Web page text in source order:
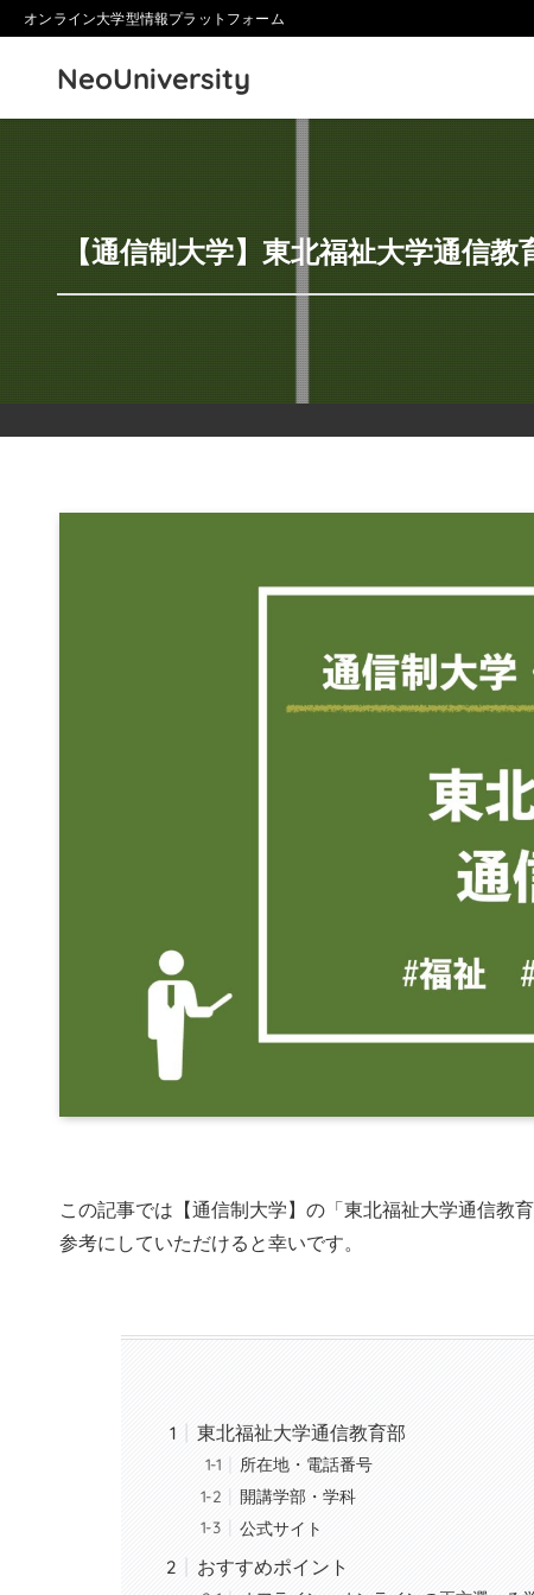
オンライン大学型情報プラットフォーム
NeoUniversity
【通信制大学】東北福祉大学通信
この記事では【通信制大学】の「東北福祉大学通信教
参考にしていただけると幸いです。
東北福祉大学通信教育部
所在地・電話番号
開講学部・学科
公式サイト
おすすめポイント